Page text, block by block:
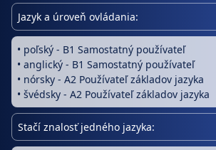
Jazyk a úroveň ovládania:
• poľský - B1 Samostatný používateľ
• anglický - B1 Samostatný používateľ
• nórsky - A2 Používateľ základov jazyka
• švédsky - A2 Používateľ základov jazyka
Stačí znalosť jedného jazyka: